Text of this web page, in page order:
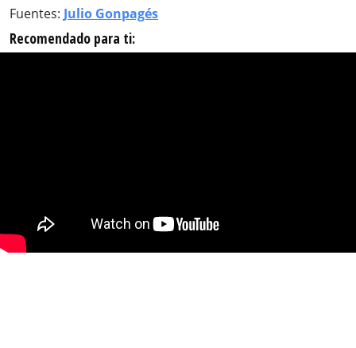
Fuentes: Julio Gonpagés
Recomendado para ti: